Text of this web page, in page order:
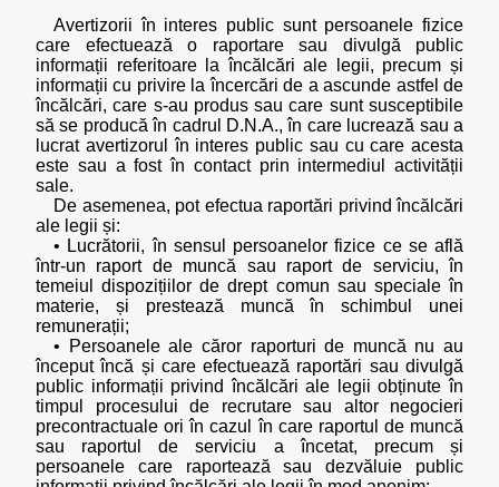
Avertizorii în interes public sunt persoanele fizice
care efectuează o raportare sau divulgă public
informații referitoare la încălcări ale legii, precum și
informații cu privire la încercări de a ascunde astfel de
încălcări, care s-au produs sau care sunt susceptibile
să se producă în cadrul D.N.A., în care lucrează sau a
lucrat avertizorul în interes public sau cu care acesta
este sau a fost în contact prin intermediul activității
sale.
De asemenea, pot efectua raportări privind încălcări
ale legii și:
• Lucrătorii, în sensul persoanelor fizice ce se află
într-un raport de muncă sau raport de serviciu, în
temeiul dispozițiilor de drept comun sau speciale în
materie, și prestează muncă în schimbul unei
remunerații;
• Persoanele ale căror raporturi de muncă nu au
început încă și care efectuează raportări sau divulgă
public informații privind încălcări ale legii obținute în
timpul procesului de recrutare sau altor negocieri
precontractuale ori în cazul în care raportul de muncă
sau raportul de serviciu a încetat, precum și
persoanele care raportează sau dezvăluie public